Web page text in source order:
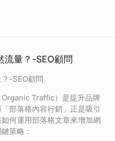
流量？-SEO顧問
-SEO顧問
Traffic）是提升品牌
部落格內容行銷」正是吸引
何運用部落格文章來增加網
策略：